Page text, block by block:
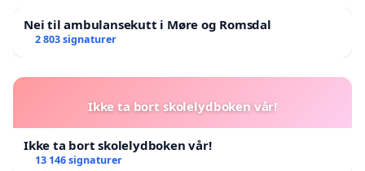
Nei til ambulansekutt i Møre og Romsdal
2 803 signaturer
Ikke ta bort skolelydboken vår!
Ikke ta bort skolelydboken vår!
13 146 signaturer